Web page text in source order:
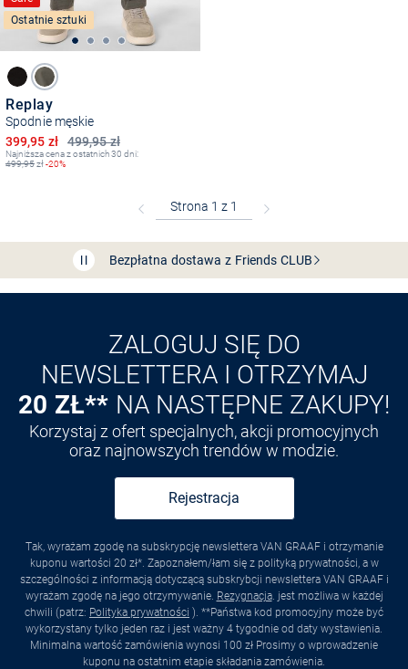
Ostatnie sztuki
Replay
Spodnie męskie
499,95 zł
Obniżona cena
399,95 zł
Najniższa cena z ostatnich 30 dni:
499,95zł-20%
Bezpłatna dostawa z FriendsCLUB
Przedłużenie czasu zwrotu towaru: 60 dni
Odkryj aplikację VAN GRAAF
ZALOGUJ SIĘ DO
NEWSLETTERA I OTRZYMAJ
20 ZŁ** NA NASTĘPNE ZAKUPY!
Korzystaj z ofert specjalnych, akcji promocyjnych
oraz najnowszych trendów w modzie.
Rejestracja
Tak, wyrażam zgodę na subskrypcję newslettera VAN GRAAF i otrzymanie
kuponu wartości 20 zł*. Zapoznałem/łam się z polityką prywatności, a w
szczególności z informacją dotyczącą subskrybcji newslettera VAN GRAAF i
wyrażam zgodę na jego otrzymywanie. Rezygnacja. jest możliwa w każdej
chwili (patrz: Polityka prywatności ). **Państwa kod promocyjny może być
wykorzystany tylko jeden raz i jest ważny 4 tygodnie od daty wystawienia.
Minimalna wartość zamówienia wynosi 100 zł Prosimy o wprowadzenie
kuponu na ostatnim etapie składania zamówienia.